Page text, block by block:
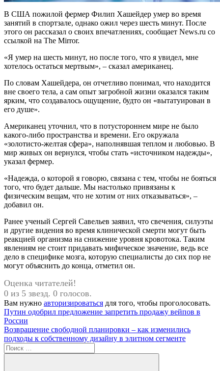
В США пожилой фермер Филип Хашейдер умер во время
занятий в спортзале, однако ожил через шесть минут. После
этого он рассказал о своих впечатлениях, сообщает News.ru со
ссылкой на The Mirror.
«Я умер на шесть минут, но после того, что я увидел, мне
хотелось остаться мертвым», – сказал американец.
По словам Хашейдера, он отчетливо понимал, что находится
вне своего тела, а сам опыт загробной жизни оказался таким
ярким, что создавалось ощущение, будто он «вытатуирован в
его душе».
Американец уточнил, что в потустороннем мире не было
какого-либо пространства и времени. Его окружала
«золотисто-желтая сфера», наполнявшая теплом и любовью. В
мир живых он вернулся, чтобы стать «источником надежды»,
указал фермер.
«Надежда, о которой я говорю, связана с тем, чтобы не бояться
того, что будет дальше. Мы настолько привязаны к
физическим вещам, что не хотим от них отказываться», –
добавил он.
Ранее ученый Сергей Савельев заявил, что свечения, силуэты
и другие видения во время клинической смерти могут быть
реакцией организма на снижение уровня кровотока. Таким
явлениям не стоит придавать мифическое значение, ведь все
дело в специфике мозга, которую специалисты до сих пор не
могут объяснить до конца, отметил он.
Оценка читателей!
0 из 5 звезд. 0 голосов.
Вам нужно авторизироваться для того, чтобы проголосовать.
Навигация
по
записям
Предыдущая
запись:
Путин одобрил предложение запретить продажу вейпов в
России
Следующая
запись:
Возвращение свободной планировки – как изменились
подходы к собственному дизайну в элитном сегменте
Поиск
для: